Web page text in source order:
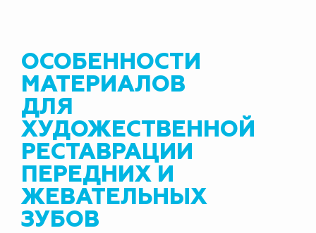
ОСОБЕННОСТИ
МАТЕРИАЛОВ
ДЛЯ
ХУДОЖЕСТВЕННОЙ
РЕСТАВРАЦИИ
ПЕРЕДНИХ И
ЖЕВАТЕЛЬНЫХ
ЗУБОВ